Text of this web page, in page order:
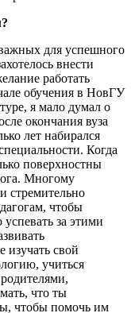
для успешного
внести
работать
обучения в НовГУ
я мало думал о
окончания вуза
лет набирался
Когда
поверхностны
Многому
стремительно
чтобы
за этими
изучать свой
учиться
что ты
чтобы помочь им